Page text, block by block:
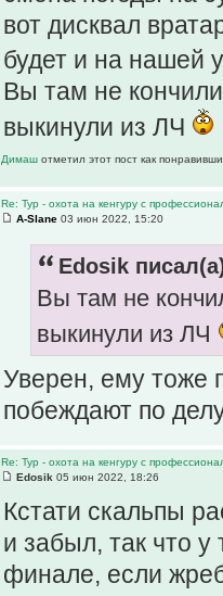
вот дисквал
будет и на нашей
Вы там не
выкинули из ЛЧ
Димаш отметил этот пост как
Re: Тур - охота на кенгуру с
A-Slane 03 июн 2022, 15:20
Edosik
Вы там не
выкинули из ЛЧ
Уверен, ему тоже
побеждают по
Re: Тур - охота на кенгуру с
Edosik 05 июн 2022, 18:26
Кстати скальпы
и забыл, так что
финале, если